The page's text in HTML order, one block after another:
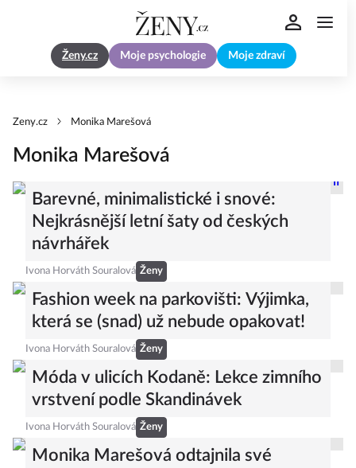
Ženy.cz Moje psychologie Moje zdraví
Zeny.cz Monika Marešová
Monika Marešová
Barevné, minimalistické i snové:
Nejkrásnější letní šaty od českých
návrhářek
Ivona Horváth Souralová Ženy
Fashion week na parkovišti: Výjimka,
která se (snad) už nebude opakovat!
Ivona Horváth Souralová Ženy
Móda v ulicích Kodaně: Lekce zimního
vrstvení podle Skandinávek
Ivona Horváth Souralová Ženy
Monika Marešová odtajnila své